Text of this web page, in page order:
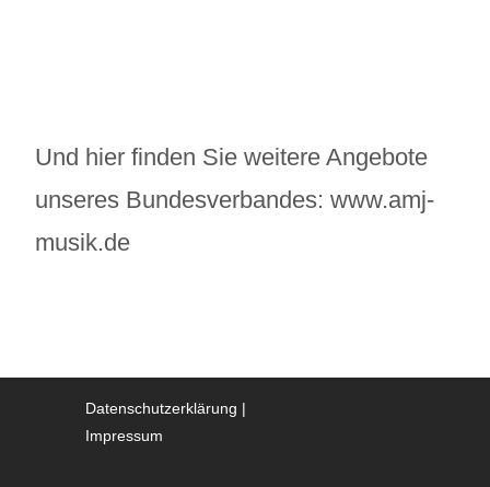
Und hier finden Sie weitere Angebote
unseres Bundesverbandes: www.amj-
musik.de
Datenschutzerklärung
Impressum